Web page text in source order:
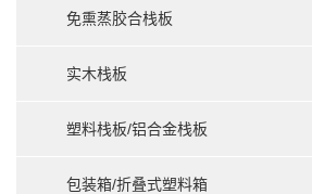
免熏蒸胶合栈板
实木栈板
塑料栈板/铝合金栈板
包装箱/折叠式塑料箱